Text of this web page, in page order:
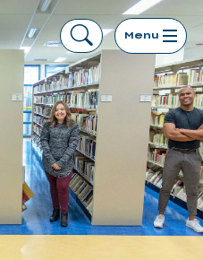
Menu